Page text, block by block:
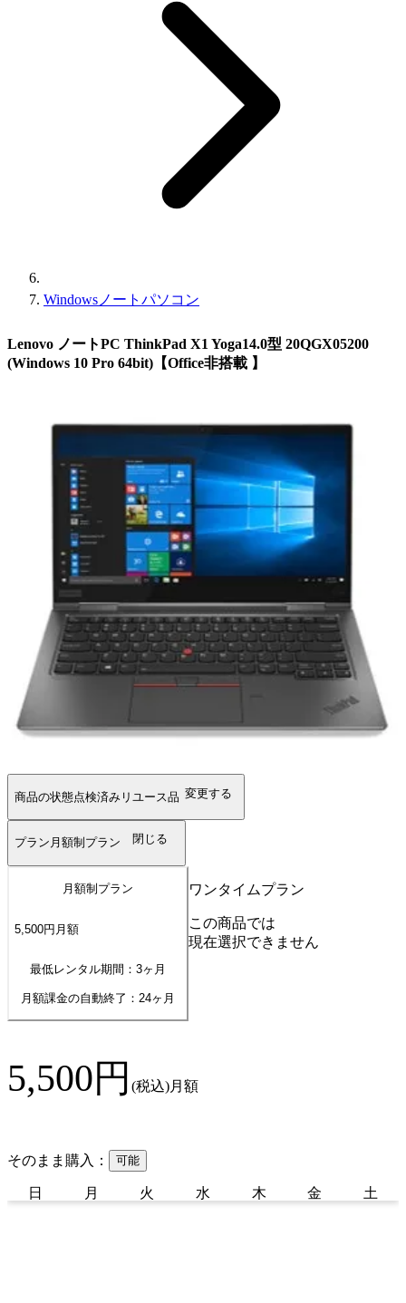
Windowsノートパソコン
Lenovo ノートPC ThinkPad X1 Yoga14.0型 20QGX05200
(Windows 10 Pro 64bit)【Office非搭載 】
商品の状態点検済みリユース品 変更する
プラン 月額制プラン 閉じる
月額制プラン
5,500円 月額
最低レンタル期間：3ヶ月
月額課金の自動終了： 24ヶ月
ワンタイムプラン
この商品では
現在選択できません
5,500円 (税込)月額
そのまま購入： 可能
日 月 火 水 木 金 土